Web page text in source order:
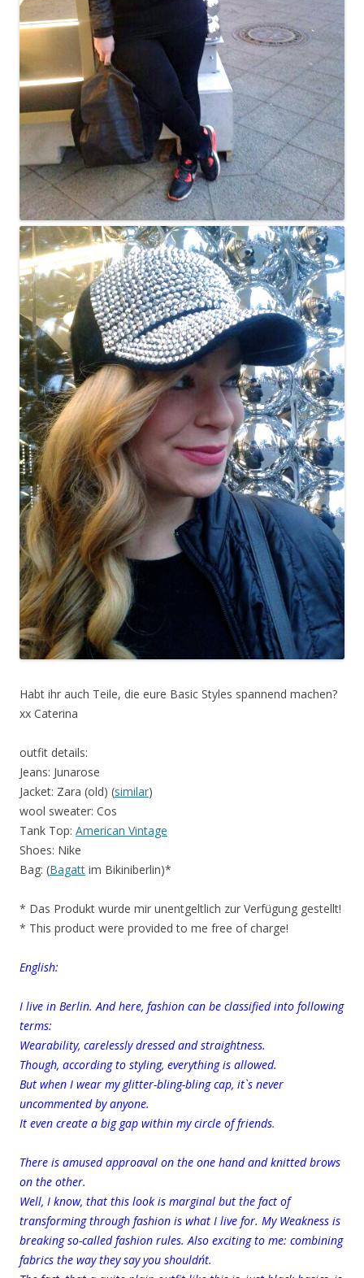
Habt ihr auch Teile, die eure Basic Styles spannend machen?
xx Caterina
outfit details:
Jeans: Junarose
Jacket: Zara (old) (similar)
wool sweater: Cos
Tank Top: American Vintage
Shoes: Nike
Bag: (Bagatt im Bikiniberlin)*
* Das Produkt wurde mir unentgeltlich zur Verfügung gestellt!
* This product were provided to me free of charge!
English:
I live in Berlin. And here, fashion can be classified into following
terms:
Wearability, carelessly dressed and straightness.
Though, according to styling, everything is allowed.
But when I wear my glitter-bling-bling cap, it`s never
uncommented by anyone.
It even create a big gap within my circle of friends.
There is amused approaval on the one hand and knitted brows
on the other.
Well, I know, that this look is marginal but the fact of
transforming through fashion is what I live for. My Weakness is
breaking so-called fashion rules. Also exciting to me: combining
fabrics the way they say you shouldn´t.